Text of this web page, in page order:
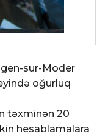
sur-Moder
oğurluq
təxminən 20
hesablamalara